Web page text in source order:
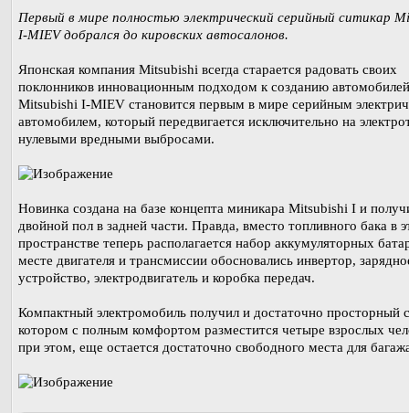
Первый в мире полностью электрический серийный ситикар
I-MIEV добрался до кировских автосалонов.
Японская компания Mitsubishi всегда старается радовать своих
поклонников инновационным подходом к созданию
Mitsubishi I-MIEV становится первым в мире серийным
автомобилем, который передвигается исключительно на
нулевыми вредными выбросами.
Новинка создана на базе концепта миникара Mitsubishi I и
двойной пол в задней части. Правда, вместо топливного бака в
пространстве теперь располагается набор аккумуляторных
месте двигателя и трансмиссии обосновались инвертор,
устройство, электродвигатель и коробка передач.
Компактный электромобиль получил и достаточно просторный
котором с полным комфортом разместится четыре взрослых
при этом, еще остается достаточно свободного места для